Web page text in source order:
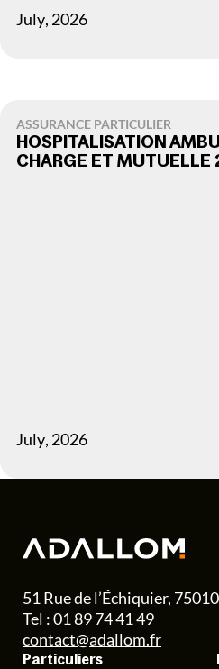
July, 2026
ASSURANCE PARTICULIER
HOSPITALISATION
CHARGE ET
July, 2026
51 Rue de l’Échiquier,
Tel : 01 89 74 41 49
contact@adallom.fr
Particuliers